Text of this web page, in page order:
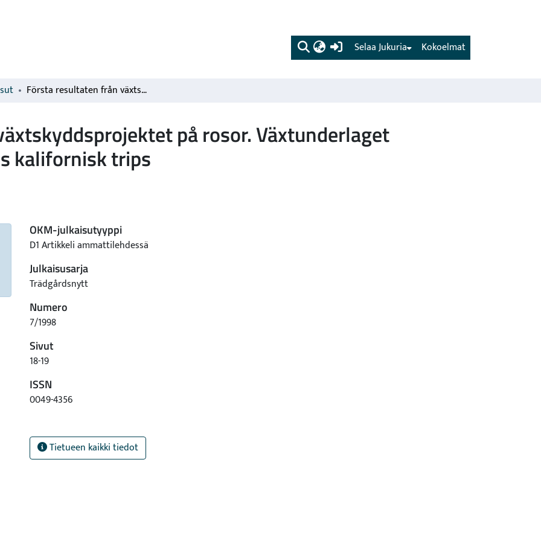
(current) Kokoelmat
Selaa Jukuria
Första resultaten från växtskyddsprojektet på rosor. Växtunderlaget bestämmer biologin hos kalifornisk trips
på rosor. Växtunderlaget
kalifornisk trips
OKM-julkaisutyyppi
D1 Artikkeli ammattilehdessä
Julkaisusarja
Trädgårdsnytt
Numero
7/1998
Sivut
18-19
ISSN
0049-4356
Tietueen kaikki tiedot